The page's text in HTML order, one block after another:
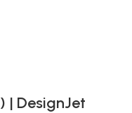
| DesignJet